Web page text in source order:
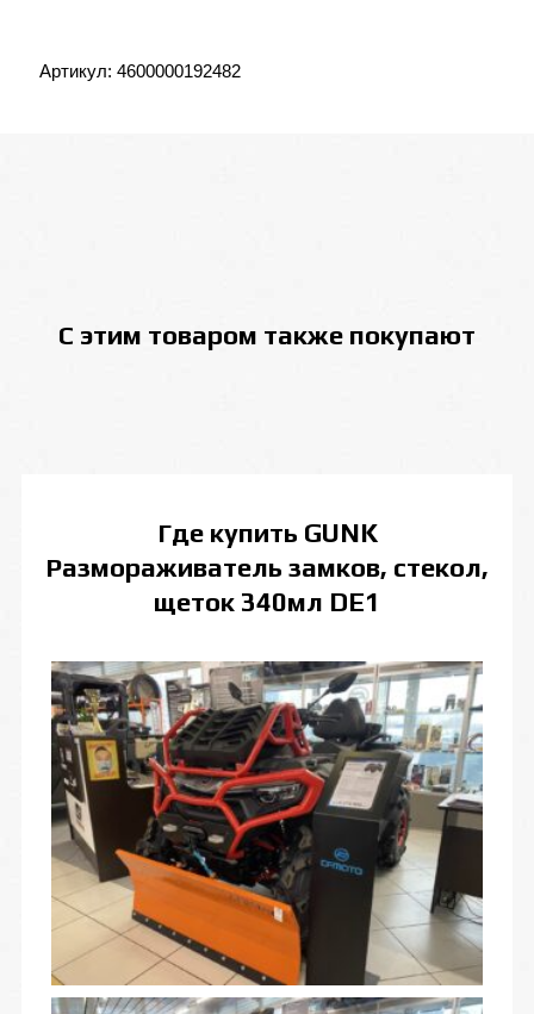
Артикул: 4600000192482
С этим товаром также покупают
Где купить GUNK
Размораживатель замков, стекол,
щеток 340мл DE1